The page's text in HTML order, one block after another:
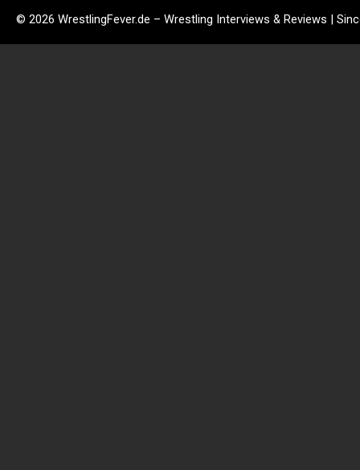
© 2026 WrestlingFever.de – Wrestling Interviews & Reviews |